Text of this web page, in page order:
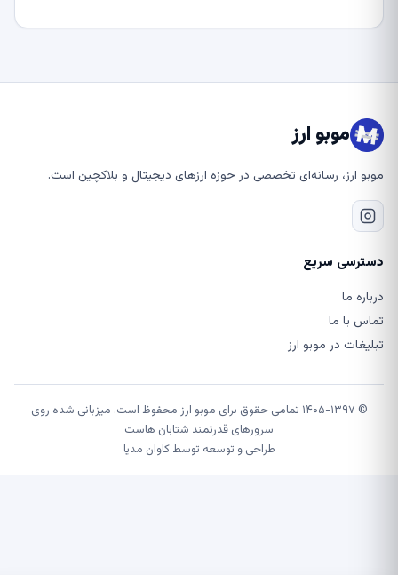
موبو ارز
موبو ارز، رسانه‌ای تخصصی در حوزه ارزهای دیجیتال و بلاکچین است.
دسترسی سریع
درباره ما
تماس با ما
تبلیغات در موبو ارز
© ۱۴۰۵-۱۳۹۷ تمامی حقوق برای موبو ارز محفوظ است. میزبانی شده روی
سرورهای قدرتمند شتابان هاست
طراحی و توسعه توسطکاوان مدیا